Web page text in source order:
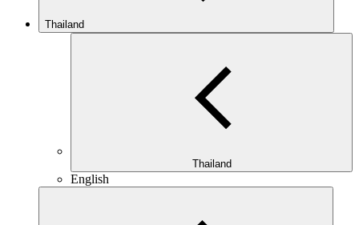
Thailand
Thailand
English